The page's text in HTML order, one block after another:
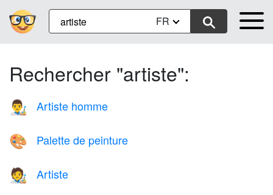
FR
Rechercher "artiste":
👨‍🎨 Artiste homme
🎨 Palette de peinture
🧑‍🎨 Artiste